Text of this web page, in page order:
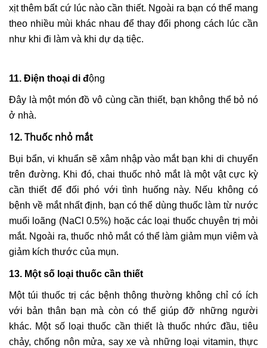
xịt thêm bất cứ lúc nào cần thiết. Ngoài ra bạn có thể mang
theo nhiều mùi khác nhau để thay đổi phong cách lúc cần
như khi đi làm và khi dự dạ tiệc.
11. Điện thoại di động
Đây là một món đồ vô cùng cần thiết, bạn không thể bỏ nó
ở nhà.
12. Thuốc nhỏ mắt
Bụi bẩn, vi khuẩn sẽ xâm nhập vào mắt bạn khi di chuyển
trên đường. Khi đó, chai thuốc nhỏ mắt là một vật cực kỳ
cần thiết để đối phó với tình huống này. Nếu không có
bệnh về mắt nhất định, bạn có thể dùng thuốc làm từ nước
muối loãng (NaCl 0.5%) hoặc các loại thuốc chuyên trị mỏi
mắt. Ngoài ra, thuốc nhỏ mắt có thể làm giảm mụn viêm và
giảm kích thước của mụn.
13. Một số loại thuốc cần thiết
Một túi thuốc trị các bệnh thông thường không chỉ có ích
với bản thân bạn mà còn có thể giúp đỡ những người
khác. Một số loại thuốc cần thiết là thuốc nhức đầu, tiêu
chảy, chống nôn mửa, say xe và những loại vitamin, thực